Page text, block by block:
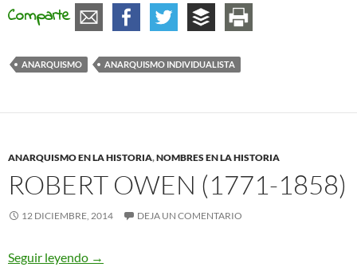
Comparte
ANARQUISMO ANARQUISMO INDIVIDUALISTA
ANARQUISMO EN LA HISTORIA,NOMBRES EN LA HISTORIA
ROBERT OWEN (1771-1858)
12 DICIEMBRE, 2014 DEJA UN COMENTARIO
Seguir leyendo Robert Owen (1771-1858)
→